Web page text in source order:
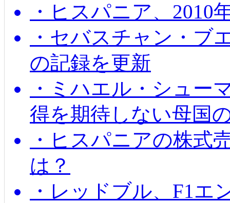
・ヒスパニア、2010
・セバスチャン・ブ
の記録を更新
・ミハエル・シュー
得を期待しない母国
・ヒスパニアの株式
は？
・レッドブル、F1エ